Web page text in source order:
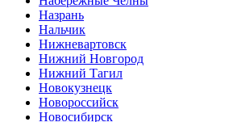
Назрань
Нальчик
Нижневартовск
Нижний Новгород
Нижний Тагил
Новокузнецк
Новороссийск
Новосибирск